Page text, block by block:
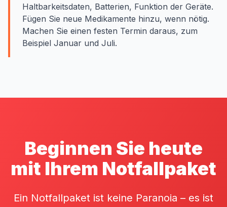
Haltbarkeitsdaten, Batterien, Funktion der Geräte.
Fügen Sie neue Medikamente hinzu, wenn nötig.
Machen Sie einen festen Termin daraus, zum
Beispiel Januar und Juli.
Beginnen Sie heute
mit Ihrem Notfallpaket
Ein Notfallpaket ist keine Paranoia – es ist